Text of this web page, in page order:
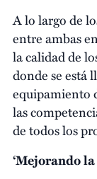
A lo largo de
entre ambas
la calidad de
donde se está
equipamiento
las
de todos los
‘Mejorando